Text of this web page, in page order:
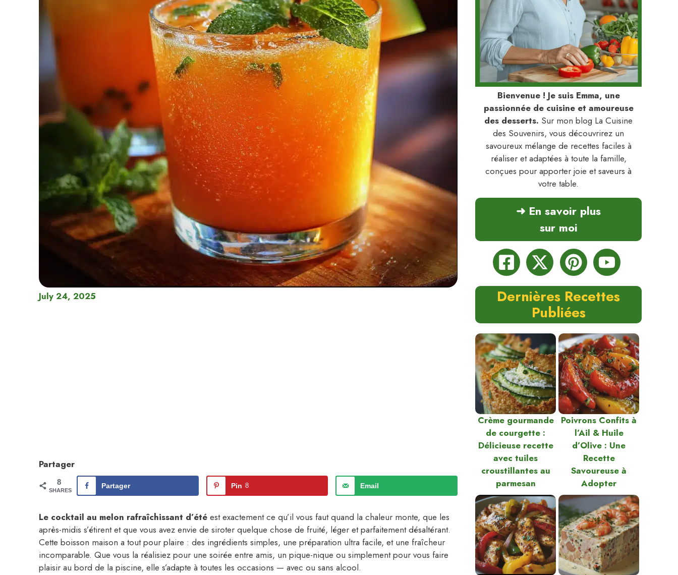
July 24, 2025
Partager
8
SHARES
Partager Pin 8 Email
Le cocktail au melon rafraîchissant d’été est exactement ce qu’il vous faut quand la chaleur monte, que les
après-midis s’étirent et que vous avez envie de siroter quelque chose de fruité, léger et parfaitement désaltérant.
Cette boisson maison a tout pour plaire : des ingrédients simples, une préparation ultra facile, et une fraîcheur
incomparable. Que vous la réalisiez pour une soirée entre amis, un pique-nique ou simplement pour vous faire
plaisir au bord de la piscine, elle s’adapte à toutes les occasions — avec ou sans alcool.
Bienvenue ! Je suis Emma, une
passionnée de cuisine et amoureuse
des desserts. Sur mon blog La Cuisine
des Souvenirs, vous découvrirez un
savoureux mélange de recettes faciles à
réaliser et adaptées à toute la famille,
conçues pour apporter joie et saveurs à
votre table.
➜ En savoir plus
sur moi
Dernières Recettes
Publiées
Crème gourmande
de courgette :
Délicieuse recette
avec tuiles
croustillantes au
parmesan
Poivrons Confits à
l’Ail & Huile
d’Olive : Une
Recette
Savoureuse à
Adopter